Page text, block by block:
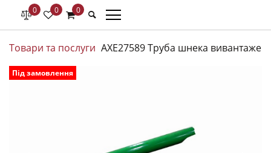
0 0 0
Товари та послуги AXE27589 Труба шнека
Під замовлення